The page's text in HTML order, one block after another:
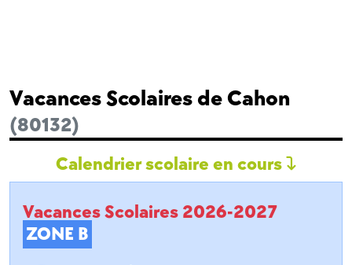
Vacances Scolaires de Cahon
(80132)
Calendrier scolaire en cours
Vacances Scolaires 2026-2027
ZONE B